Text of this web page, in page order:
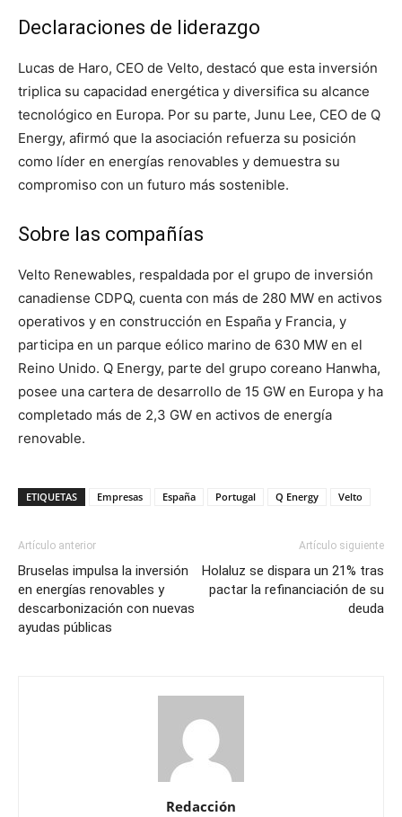
Declaraciones de liderazgo
Lucas de Haro, CEO de Velto, destacó que esta inversión
triplica su capacidad energética y diversifica su alcance
tecnológico en Europa. Por su parte, Junu Lee, CEO de Q
Energy, afirmó que la asociación refuerza su posición
como líder en energías renovables y demuestra su
compromiso con un futuro más sostenible.
Sobre las compañías
Velto Renewables, respaldada por el grupo de inversión
canadiense CDPQ, cuenta con más de 280 MW en activos
operativos y en construcción en España y Francia, y
participa en un parque eólico marino de 630 MW en el
Reino Unido. Q Energy, parte del grupo coreano Hanwha,
posee una cartera de desarrollo de 15 GW en Europa y ha
completado más de 2,3 GW en activos de energía
renovable.
ETIQUETAS Empresas España Portugal Q Energy Velto
Artículo anterior
Bruselas impulsa la inversión
en energías renovables y
descarbonización con nuevas
ayudas públicas
Artículo siguiente
Holaluz se dispara un 21% tras
pactar la refinanciación de su
deuda
Redacción